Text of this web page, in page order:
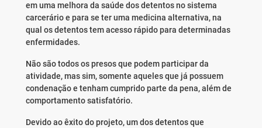
em uma melhora da saúde dos detentos no sistema
carcerário e para se ter uma medicina alternativa, na
qual os detentos tem acesso rápido para determinadas
enfermidades.
Não são todos os presos que podem participar da
atividade, mas sim, somente aqueles que já possuem
condenação e tenham cumprido parte da pena, além de
comportamento satisfatório.
Devido ao êxito do projeto, um dos detentos que